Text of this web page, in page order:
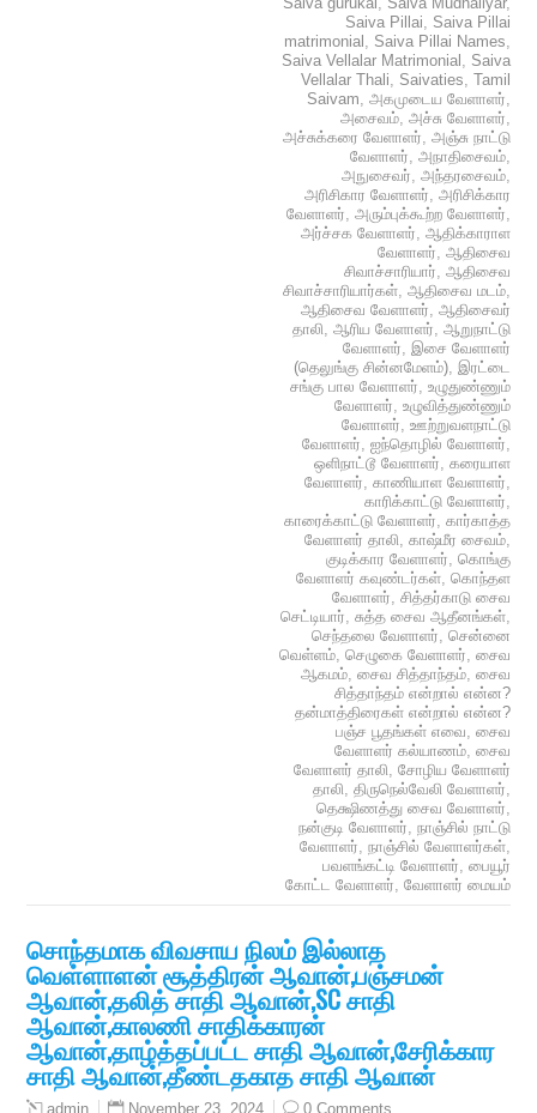
Saiva Pillai, Saiva Pillai
matrimonial , Saiva Pillai Names,
Saiva Vellalar Matrimonial , Saiva
Vellalar Thali, Saivaties, Tamil
Saivam, அகமுடைய வேளாளர்,
அசைவம், அச்சு வேளாளர்,
அச்சுக்கரை வேளாளர், அஞ்சு நாட்டு
வேளாளர், அநாதிசைவம்,
அநுசைவர், அந்தரசைவம்,
அரிசிகார வேளாளர், அரிசிக்கார
வேளாளர், அரும்புக்கூற்ற வேளாளர்,
அர்ச்சக வேளாளர், ஆதிக்காராள
வேளாளர், ஆதிசைவ
சிவாச்சாரியார், ஆதிசைவ
சிவாச்சாரியார்கள், ஆதிசைவ மடம்,
ஆதிசைவ வேளாளர், ஆதிசைவர்
தாலி, ஆரிய வேளாளர், ஆறுநாட்டு
வேளாளர், இசை வேளாளர்
(தெலுங்கு சின்னமேளம்), இரட்டை
சங்கு பால வேளாளர், உழுதுண்ணும்
வேளாளர், உழுவித்துண்ணும்
வேளாளர், ஊற்றுவளநாட்டு
வேளாளர், ஐந்தொழில் வேளாளர்,
ஒளிநாட்டூ வேளாளர், கரையாள
வேளாளர், காணியாள வேளாளர்,
காரிக்காட்டு வேளாளர்,
காரைக்காட்டு வேளாளர், கார்காத்த
வேளாளர் தாலி, காஷ்மீர சைவம்,
குடிக்கார வேளாளர், கொங்கு
வேளாளர் கவுண்டர்கள், கொந்தள
வேளாளர், சித்தர்காடு சைவ
செட்டியார், சுத்த சைவ ஆதீனங்கள்,
செந்தலை வேளாளர், சென்னை
வெள்ளம், செழுகை வேளாளர், சைவ
ஆகமம், சைவ சித்தாந்தம், சைவ
சித்தாந்தம் என்றால் என்ன?
தன்மாத்திரைகள் என்றால் என்ன?
பஞ்ச பூதங்கள் எவை, சைவ
வேளாளர் கல்யாணம், சைவ
வேளாளர் தாலி, சோழிய வேளாளர்
தாலி, திருநெல்வேலி வேளாளர்,
தெக்ஷிணத்து சைவ வேளாளர்,
நன்குடி வேளாளர், நாஞ்சில் நாட்டு
வேளாளர், நாஞ்சில் வேளாளர்கள்,
பவளங்கட்டி வேளாளர், பையூர்
கோட்ட வேளாளர், வேளாளர் மையம்
சொந்தமாக விவசாய நிலம் இல்லாத
வெள்ளாளன் சூத்திரன் ஆவான்,பஞ்சமன்
ஆவான்,தலித் சாதி ஆவான்,SC சாதி
ஆவான்,காலணி சாதிக்காரன்
ஆவான்,தாழ்த்தப்பட்ட சாதி ஆவான்,சேரிக்கார
சாதி ஆவான்,தீண்டதகாத சாதி ஆவான்
November 23, 2024 0 Comments